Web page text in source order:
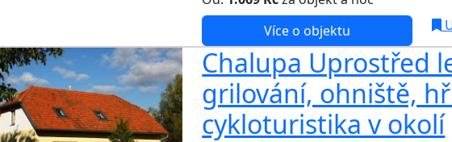
Více o objektu
Chalupa Uprostřed
grilování, ohniště,
cykloturistika v okolí